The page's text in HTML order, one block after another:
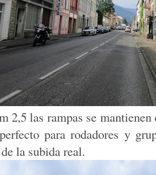
2,5 las rampas se
para rodadores y
la subida real.